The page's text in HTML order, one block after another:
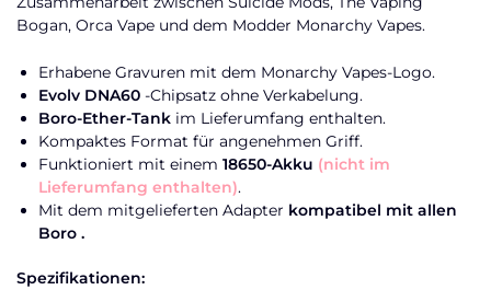
Bogan, Orca Vape und dem Modder Monarchy Vapes.
Erhabene Gravuren mit dem Monarchy Vapes-Logo.
Evolv DNA60 -Chipsatz ohne Verkabelung.
Boro-Ether-Tank im Lieferumfang enthalten.
Kompaktes Format für angenehmen Griff.
Funktioniert mit einem 18650-Akku (nicht im
Lieferumfang enthalten).
Mit dem mitgelieferten Adapter kompatibel mit allen
Boro .
Spezifikationen: